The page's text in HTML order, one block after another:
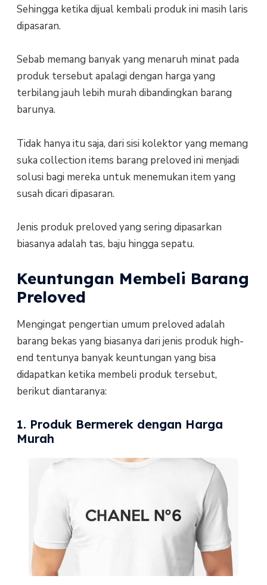
Sehingga ketika dijual kembali produk ini masih laris
dipasaran.
Sebab memang banyak yang menaruh minat pada
produk tersebut apalagi dengan harga yang
terbilang jauh lebih murah dibandingkan barang
barunya.
Tidak hanya itu saja, dari sisi kolektor yang memang
suka collection items barang preloved ini menjadi
solusi bagi mereka untuk menemukan item yang
susah dicari dipasaran.
Jenis produk preloved yang sering dipasarkan
biasanya adalah tas, baju hingga sepatu.
Keuntungan Membeli Barang
Preloved
Mengingat pengertian umum preloved adalah
barang bekas yang biasanya dari jenis produk high-
end tentunya banyak keuntungan yang bisa
didapatkan ketika membeli produk tersebut,
berikut diantaranya:
1. Produk Bermerek dengan Harga
Murah